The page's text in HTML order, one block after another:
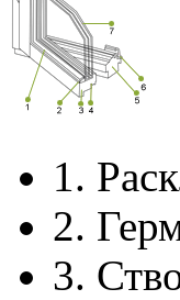
1.
2.
3.